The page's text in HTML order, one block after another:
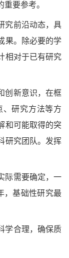
要参考。
究前沿动态，具
果。除必要的学
相对于已有研究
创新意识，在框
研究方法等方
和可能取得的突
研究团队。发挥
际需要确定，一
，基础性研究最
学合理，确保质